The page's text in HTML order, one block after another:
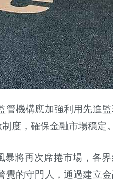
管機構應加強利用先進
度，確保金融市場穩定。
將再次席捲市場，各
覺的守門人，通過建立